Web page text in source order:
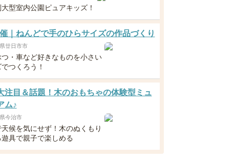
型室内公園ピュアキッズ！
｜ねんどで手のひらサイズの作品づくり
廿日市市
つ・車など好きなものを小さい
つくろう！
注目＆話題！木のおもちゃの体験型ミュ
ム♪
今治市
天候を気にせず！木のぬくもり
具で親子で楽しめる